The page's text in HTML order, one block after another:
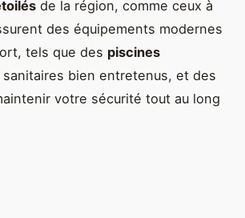
de la région, comme ceux à
des équipements modernes
tels que des piscines
sanitaires bien entretenus, et des
votre sécurité tout au long